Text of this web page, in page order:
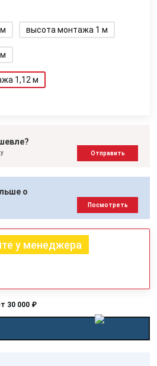
высота монтажа 1 м
1,12 м
Отправить
о
Посмотреть
у менеджера
30 000 ₽